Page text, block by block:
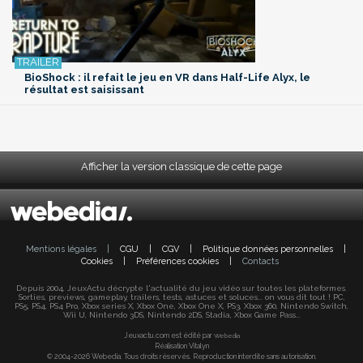
BioShock : il refait le jeu en VR dans Half-Life Alyx, le
résultat est saisissant
Afficher la version classique de cette page
Mentions légales CGU CGV Politique données personnelles
Cookies
Préférences cookies Contacts
Depuis 2004, JeuxActu décrypte l'actualité du jeu vidéo sur toutes les plateformes.
Sorties, previews, gameplay, trailers, tests, astuces et soluces... on vous dit tout ! PC,
PS5, PS4, PS4 Pro, Xbox series X, Xbox One, Xbox One X, PS3, Xbox 360, Nintendo Switch,
Wii U, Nintendo 3DS, Nintendo 2DS, Stadia, Xbox Game Pass...
Jeuxactu.com est édité par Webedia
Réalisation Vitalyn
© 2004-2026 Webedia. Tous droits réservés. Reproduction interdite sans autorisation.